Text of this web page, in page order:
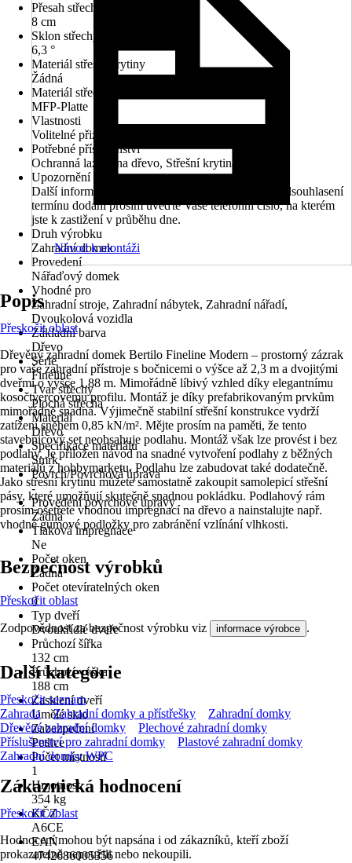
Přesah střechy zadní
8 cm
Sklon střechy
6,3 °
Materiál střešní krytiny
Žádná
Materiál střechy
MFP-Platte
Vlastnosti
Volitelné přizpůsobení střechy
Potřebné příslušenství
Ochranná lazura na dřevo, Střešní krytina
Upozornění
Další informace naleznete v technickém listu. Pro odsouhlasení
termínu dodání prosím uveďte Vaše telefonní číslo, na kterém
jste k zastižení v průběhu dne.
Druh výrobku
Zahradní domek
Provedení
Nářaďový domek
Vhodné pro
Zahradní stroje, Zahradní nábytek, Zahradní nářadí,
Dvoukolová vozidla
Základní barva
Dřevo
Série
Fineline
Tvar střechy
Plochá střecha
Materiál
Dřevo
Specifikace materiálu
Smrk
Povrch/Povrchová úprava
-
Provedení povrchové úpravy
Žádná
Tlaková impregnace
Ne
Počet oken
Žádná
Počet otevíratelných oken
0
Typ dveří
Dvoukřídlé dveře
Průchozí šířka
132 cm
Průchozí výška
188 cm
Zasklení dveří
Umělé sklo
Zabezpečení
Petlice
Počet místností
1
Hmotnost
354 kg
KČZ
A6CE
EAN
4742686005356
Návod k montáži
Popis
Přeskočit oblast
Dřevěný zahradní domek Bertilo Fineline Modern – prostorný zázrak
pro vaše zahradní přístroje s bočnicemi o výšce až 2,3 m a dvojitými
dveřmi o výšce 1,88 m. Mimořádně líbivý vzhled díky elegantnímu
kosočtvercovému profilu. Montáž je díky prefabrikovaným prvkům
mimořádně snadná. Výjimečně stabilní střešní konstrukce vydrží
zatížení sněhem 0,85 kN/m². Mějte prosím na paměti, že tento
stavebnicový set neobsahuje podlahu. Montáž však lze provést i bez
podlahy. Je přiložen návod na snadné vytvoření podlahy z běžných
materiálů z hobbymarketu. Podlahu lze zabudovat také dodatečně.
Jako střešní krytinu můžete samostatně zakoupit samolepicí střešní
pásy, které umožňují skutečně snadnou pokládku. Podlahový rám
prosím ošetřete vhodnou impregnací na dřevo a nainstalujte např.
vhodné gumové podložky pro zabránění vzlínání vlhkosti.
Bezpečnost výrobků
Přeskočit oblast
Zodpovědnost za bezpečnost výrobku viz informace výrobce .
Další kategorie
Přeskočit seznam
Zahrada
Zahradní domky a přístřešky
Zahradní domky
Dřevěné zahradní domky
Plechové zahradní domky
Příslušenství pro zahradní domky
Plastové zahradní domky
Zahradní domky WPC
Zákaznická hodnocení
Přeskočit oblast
Hodnocení mohou být napsána i od zákazníků, kteří zboží
prokazatelně nepoužili nebo nekoupili.